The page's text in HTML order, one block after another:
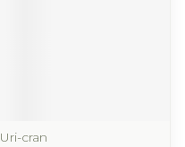
Uri-cran